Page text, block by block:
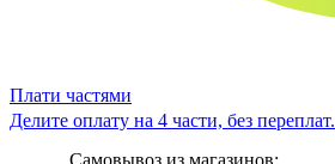
Плати частями
Делите оплату на 4 части, без переплат.
Самовывоз из магазинов: